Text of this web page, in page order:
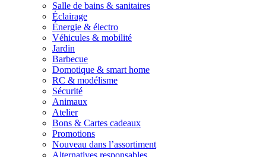
Salle de bains & sanitaires
Éclairage
Énergie & électro
Véhicules & mobilité
Jardin
Barbecue
Domotique & smart home
RC & modélisme
Sécurité
Animaux
Atelier
Bons & Cartes cadeaux
Promotions
Nouveau dans l’assortiment
Alternatives responsables